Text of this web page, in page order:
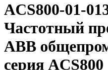
ACS800-01-
Частотный
ABB
серия ACS800